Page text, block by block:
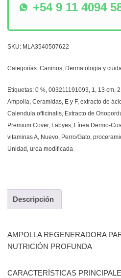
+54 9 11 4094
SKU: MLA3540507622
Categorías: Caninos, Dermatologia y
Etiquetas: 0 %, 003211191093, 1, 13 cm,
Ampolla, Ceramidas, E y F, extracto de
Calendula officinalis, Extracto de
Premium Cover, Labyes, Línea Dermo-
vitaminas A, Nuevo, Perro/Gato,
Unidad , urea modificada
Descripción
AMPOLLA REGENERADORA
NUTRICIÓN PROFUNDA
CARACTERÍSTICAS